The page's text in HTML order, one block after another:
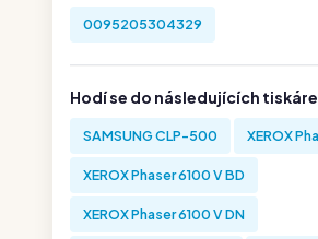
0095205304329
Hodí se do následujících
SAMSUNG CLP-500 XEROX
XEROX Phaser 6100 V BD
XEROX Phaser 6100 V DN